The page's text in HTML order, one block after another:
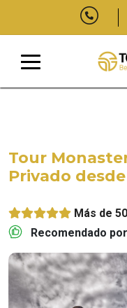
Tour
Privado
Más de
Recomendado